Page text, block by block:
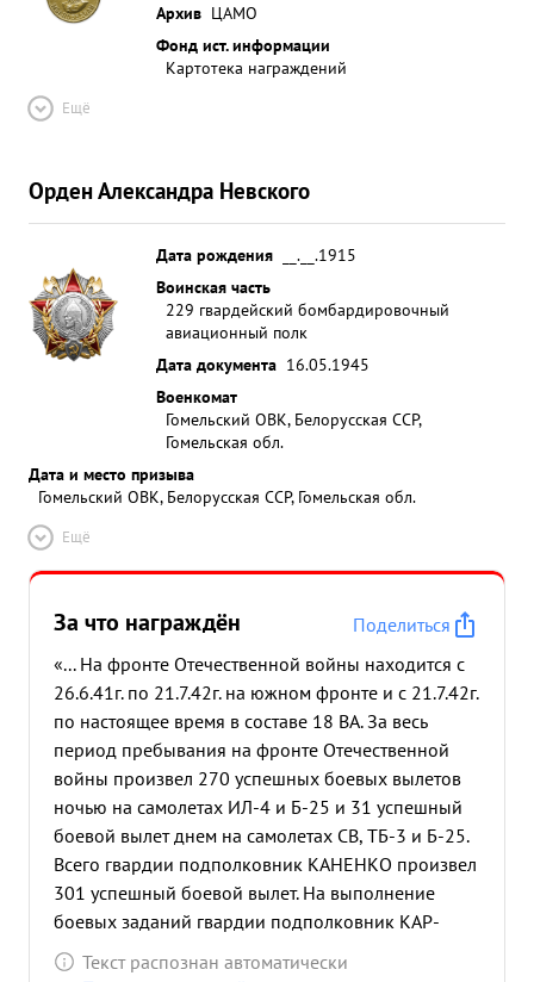
Архив ЦАМО
Фонд ист. информации
Картотека награждений
Ещё
Орден Александра Невского
Дата рождения
__.__.1915
Воинская часть
229 гвардейский бомбардировочный
авиационный полк
Дата документа 16.05.1945
Военкомат
Гомельский ОВК, Белорусская ССР,
Гомельская обл.
Дата и место призыва
Гомельский ОВК, Белорусская ССР, Гомельская обл.
Ещё
За что награждён
Поделиться
«... На фронте Отечественной войны находится с
26.6.41г. по 21.7.42г. на южном фронте и с 21.7.42г.
по настоящее время в составе 18 ВА. За весь
период пребывания на фронте Отечественной
войны произвел 270 успешных боевых вылетов
ночью на самолетах ИЛ-4 и Б-25 и 31 успешный
боевой вылет днем на самолетах СВ, ТБ-3 и Б-25.
Всего гвардии подполковник КАНЕНКО произвел
301 успешный боевой вылет. На выполнение
боевых заданий гвардии подполковник КАР-
ПЕНКО летает в составе экипажа: командира №
Текст распознан автоматически